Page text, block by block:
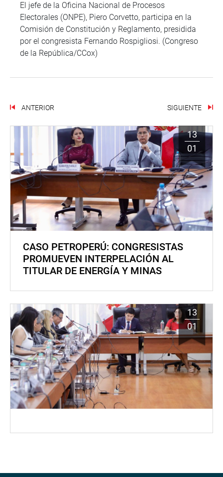
El jefe de la Oficina Nacional de Procesos
Electorales (ONPE), Piero Corvetto, participa en la
Comisión de Constitución y Reglamento, presidida
por el congresista Fernando Rospigliosi. (Congreso
de la República/CCox)
ANTERIOR SIGUIENTE
13
01
CASO PETROPERÚ: CONGRESISTAS
PROMUEVEN INTERPELACIÓN AL
TITULAR DE ENERGÍA Y MINAS
13
01